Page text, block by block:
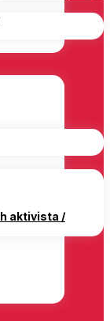
aktivista /